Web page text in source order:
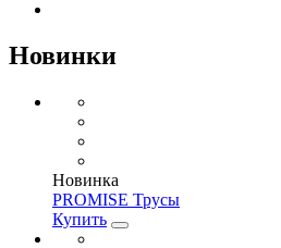
Новинки
Новинка
PROMISE Трусы
Купить